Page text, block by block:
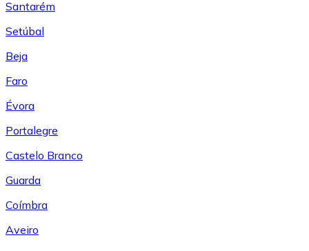
Santarém
Setúbal
Beja
Faro
Évora
Portalegre
Castelo Branco
Guarda
Coímbra
Aveiro